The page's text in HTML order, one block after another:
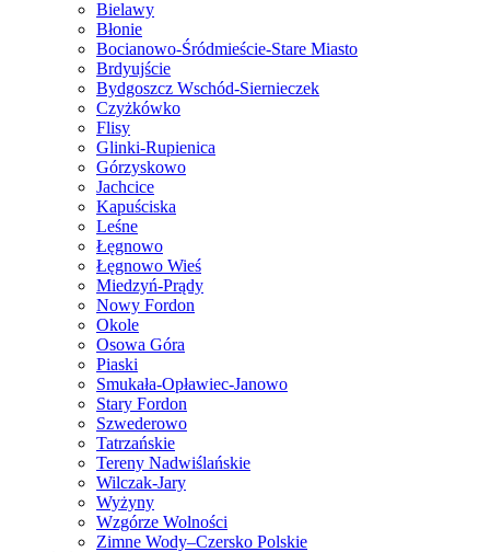
Bielawy
Błonie
Bocianowo-Śródmieście-Stare Miasto
Brdyujście
Bydgoszcz Wschód-Siernieczek
Czyżkówko
Flisy
Glinki-Rupienica
Górzyskowo
Jachcice
Kapuściska
Leśne
Łęgnowo
Łęgnowo Wieś
Miedzyń-Prądy
Nowy Fordon
Okole
Osowa Góra
Piaski
Smukała-Opławiec-Janowo
Stary Fordon
Szwederowo
Tatrzańskie
Tereny Nadwiślańskie
Wilczak-Jary
Wyżyny
Wzgórze Wolności
Zimne Wody–Czersko Polskie